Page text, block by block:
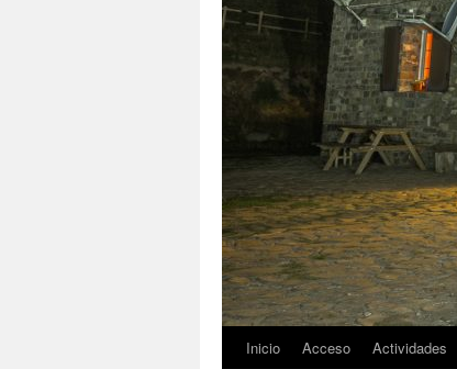
Inicio Acceso Actividades